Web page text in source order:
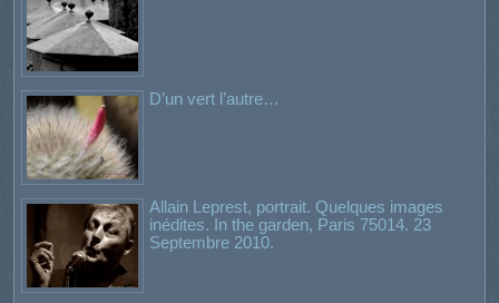
D’un vert l’autre…
Allain Leprest, portrait. Quelques images
inédites. In the garden, Paris 75014. 23
Septembre 2010.